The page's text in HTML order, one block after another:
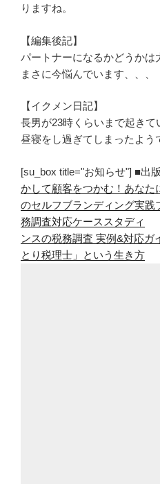
りますね。
【編集後記】
パートナーになるかどうかは
まさに今悩んでいます、、、
【イクメン日記】
長男が23時くらいまで起きて
昼寝をし過ぎてしまったよう
[su_box title="お知らせ"] ■出
かして顧客をつかむ！あな
のセルフブランディング実践
務調査対応ケーススタディ
ンスの税務調査 実例&対応ガ
とり税理士」という生き方